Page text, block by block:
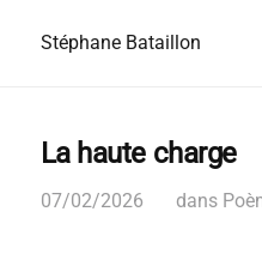
Stéphane Bataillon
La haute charge
07/02/2026 dans